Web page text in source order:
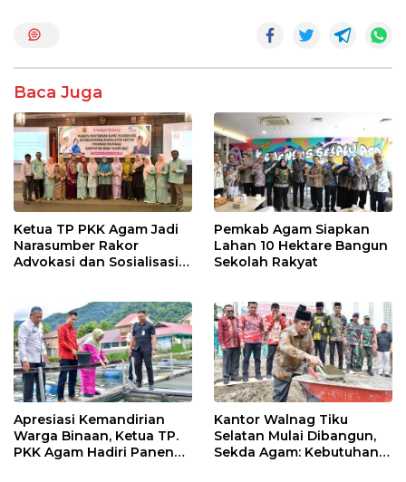
k p
Baca Juga
Ketua TP PKK Agam Jadi
Narasumber Rakor
Advokasi dan Sosialisasi
Pemkab Agam Siapkan
Lahan 10 Hektare Bangun
Sekolah Rakyat
Apresiasi Kemandirian
Warga Binaan, Ketua TP.
PKK Agam Hadiri Panen
Kantor Walnag Tiku
Selatan Mulai Dibangun,
Sekda Agam: Kebutuhan